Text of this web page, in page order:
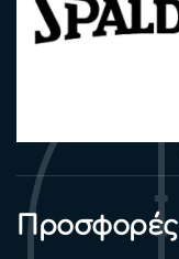
Προσφορές